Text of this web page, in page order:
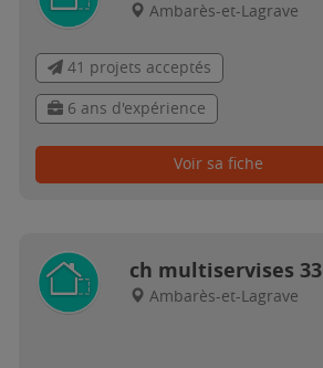
Ambarès-et-Lagrave
41 projets acceptés
6 ans d'expérience
Voir sa fiche
ch multiservises 33
Ambarès-et-Lagrave